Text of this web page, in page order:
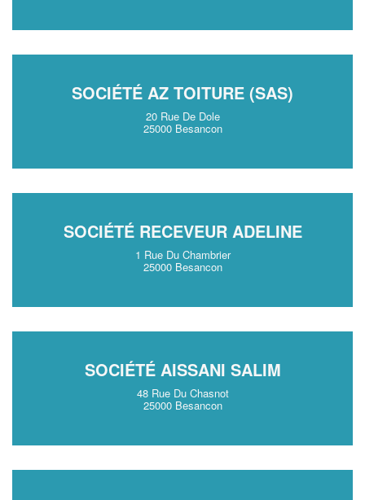
SOCIÉTÉ AZ TOITURE (SAS)
20 Rue De Dole
25000 Besancon
SOCIÉTÉ RECEVEUR ADELINE
1 Rue Du Chambrier
25000 Besancon
SOCIÉTÉ AISSANI SALIM
48 Rue Du Chasnot
25000 Besancon